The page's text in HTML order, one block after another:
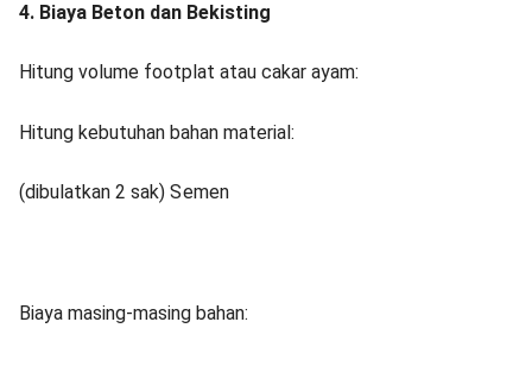
4. Biaya Beton dan Bekisting
Hitung volume footplat atau cakar ayam:
Hitung kebutuhan bahan material:
(dibulatkan 2 sak) Semen
Biaya masing-masing bahan: